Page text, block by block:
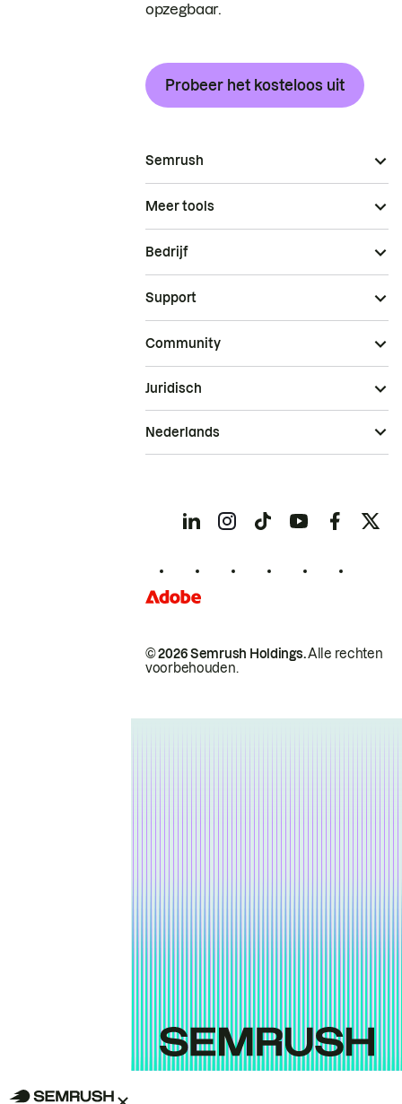
opzegbaar.
Probeer het kosteloos uit
Semrush
Meer tools
Bedrijf
Support
Community
© 2026 Semrush Holdings.Alle rechten
voorbehouden.
Juridisch
Nederlands